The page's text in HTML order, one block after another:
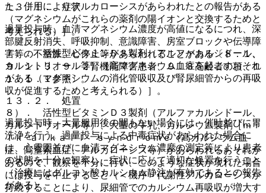
１３．１． 症状
過量投与時、血清マグネシウム濃度が高値になるにつれ、深
部腱反射消失、呼吸抑制、意識障害、房室ブロックや伝導障
害等の不整脈、心停止等があらわれることがある〔８．１、
９．１．３、９．２腎機能障害患者、９．８高齢者の項、１
１．１．１参照〕。
１３．２． 処置
過量投与時、大量服用後の間もない場合には、催吐並びに胃
洗浄を行う。過量投与による中毒症状があらわれた場合に
は、心電図並びに血清マグネシウム濃度の測定等により患者
の状態を十分に観察し、症状に応じて適切な処置を行うこと
（治療にはグルコン酸カルシウム静注が有効であるとの報告
がある）。
た、併用によりアルカローシスがあらわれたとの報告がある
（マグネシウムがこれらの薬剤の陽イオンと交換するためと
考えられる）］。
７）． 活性型ビタミンＤ３製剤（アルファカルシドール、
カルシトリオール等）［高マグネシウム血症を起こすおそれ
がある（マグネシウムの消化管吸収及び腎尿細管からの再吸
収が促進するためと考えられる）］。
８）． 活性型ビタミンＤ３製剤（アルファカルシドール、
カルシトリオール等）、大量の牛乳、カルシウム製剤［ｍｉ
ｌｋ−ａｌｋａｌｉ ｓｙｎｄｒｏｍｅ（高カルシウム血
症、高窒素血症、アルカローシス等）があらわれるおそれが
あるので、観察を十分に行い、このような症状が現れた場合
には投与を中止すること（＜機序＞代謝性アルカローシスが
持続することにより、尿細管でのカルシウム再吸収が増大す